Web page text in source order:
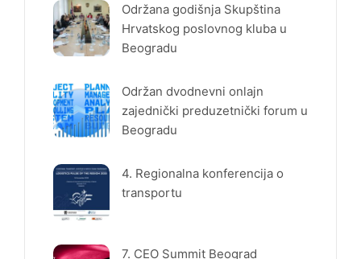
Održana godišnja Skupština
Hrvatskog poslovnog kluba u
Beogradu
Održan dvodnevni onlajn
zajednički preduzetnički forum u
Beogradu
4. Regionalna konferencija o
transportu
7. CEO Summit Beograd